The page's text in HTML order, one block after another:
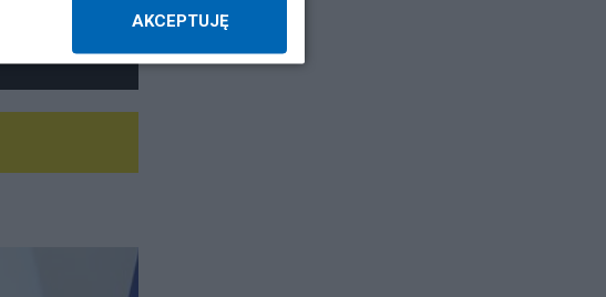
AKCEPTUJĘ